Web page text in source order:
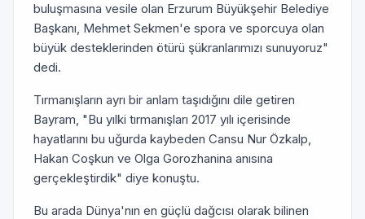
buluşmasına vesile olan Erzurum Büyükşehir Belediye
Başkanı, Mehmet Sekmen'e spora ve sporcuya olan
büyük desteklerinden ötürü şükranlarımızı sunuyoruz"
dedi.
Tırmanışların ayrı bir anlam taşıdığını dile getiren
Bayram, "Bu yılki tırmanışları 2017 yılı içerisinde
hayatlarını bu uğurda kaybeden Cansu Nur Özkalp,
Hakan Coşkun ve Olga Gorozhanina anısına
gerçekleştirdik" diye konuştu.
Bu arada Dünya'nın en güçlü dağcısı olarak bilinen